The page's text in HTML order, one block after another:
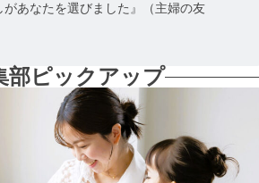
があなたを選びました』（主婦の友
部ピックアップ